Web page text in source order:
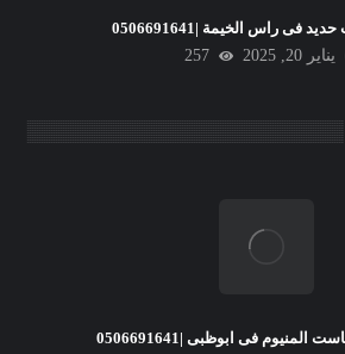
فى راس الخيمة |0506691641
يناير 20, 2025
257
فى ابوظبى |0506691641